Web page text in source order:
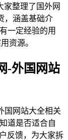
家整理了国外网
，涵盖基础介
一定经验的用
资源。
-外国网站
国网站大全相关
道是否适合自
反馈，为大家拆